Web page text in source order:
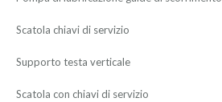
Scatola chiavi di servizio
Supporto testa verticale
Scatola con chiavi di servizio